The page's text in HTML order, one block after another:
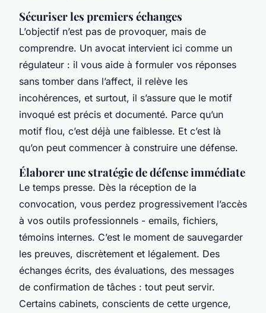
Sécuriser les premiers échanges
L’objectif n’est pas de provoquer, mais de
comprendre. Un avocat intervient ici comme un
régulateur : il vous aide à formuler vos réponses
sans tomber dans l’affect, il relève les
incohérences, et surtout, il s’assure que le motif
invoqué est précis et documenté. Parce qu’un
motif flou, c’est déjà une faiblesse. Et c’est là
qu’on peut commencer à construire une défense.
Élaborer une stratégie de défense immédiate
Le temps presse. Dès la réception de la
convocation, vous perdez progressivement l’accès
à vos outils professionnels - emails, fichiers,
témoins internes. C’est le moment de sauvegarder
les preuves, discrètement et légalement. Des
échanges écrits, des évaluations, des messages
de confirmation de tâches : tout peut servir.
Certains cabinets, conscients de cette urgence,